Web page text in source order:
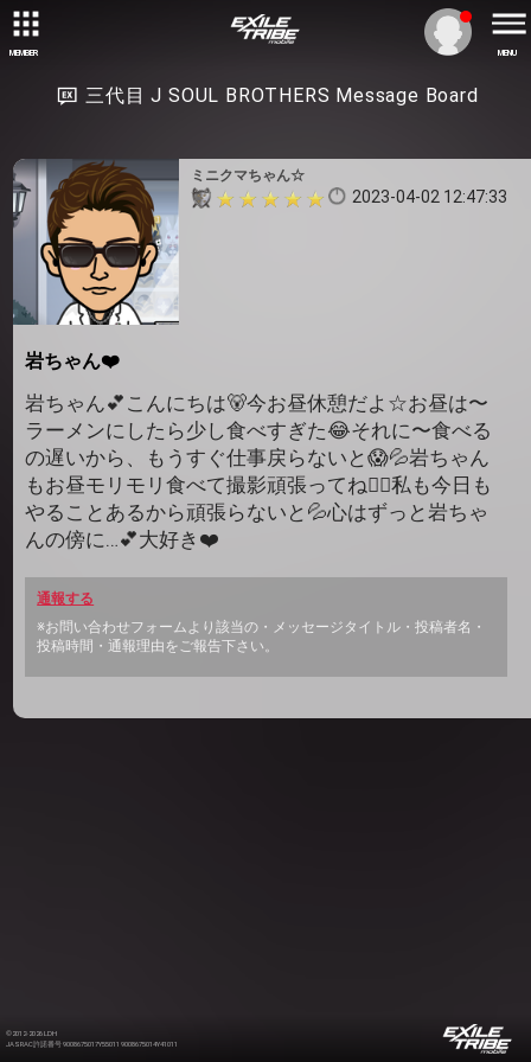
MEMBER MENU
三代目 J SOUL BROTHERS Message Board
ミニクマちゃん☆
2023-04-02 12:47:33
岩ちゃん❤️
岩ちゃん💕こんにちは🐻今お昼休憩だよ☆お昼は〜
ラーメンにしたら少し食べすぎた😂それに〜食べる
の遅いから、もうすぐ仕事戻らないと😱💦岩ちゃん
もお昼モリモリ食べて撮影頑張ってね✊🏻私も今日も
やることあるから頑張らないと💦心はずっと岩ちゃ
んの傍に…💕大好き❤️
通報する
※お問い合わせフォームより該当の・メッセージタイトル・投稿者名・
投稿時間・通報理由をご報告下さい。
©2012-2026 LDH
JASRAC許諾番号 9008675017Y55011 9008675014Y41011